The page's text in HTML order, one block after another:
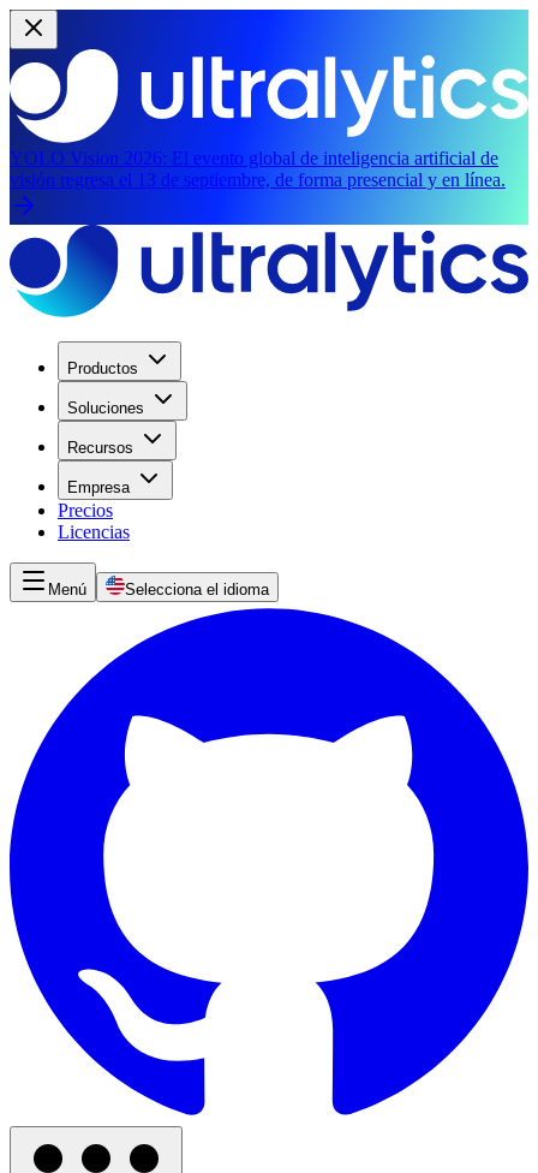
YOLO Vision 2026: El evento global de inteligencia artificial de
visión regresa el 13 de septiembre, de forma presencial y en línea.
Productos
Soluciones
Recursos
Empresa
Precios
Licencias
Menú Selecciona el idioma